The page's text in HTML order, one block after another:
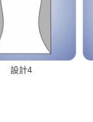
設計4